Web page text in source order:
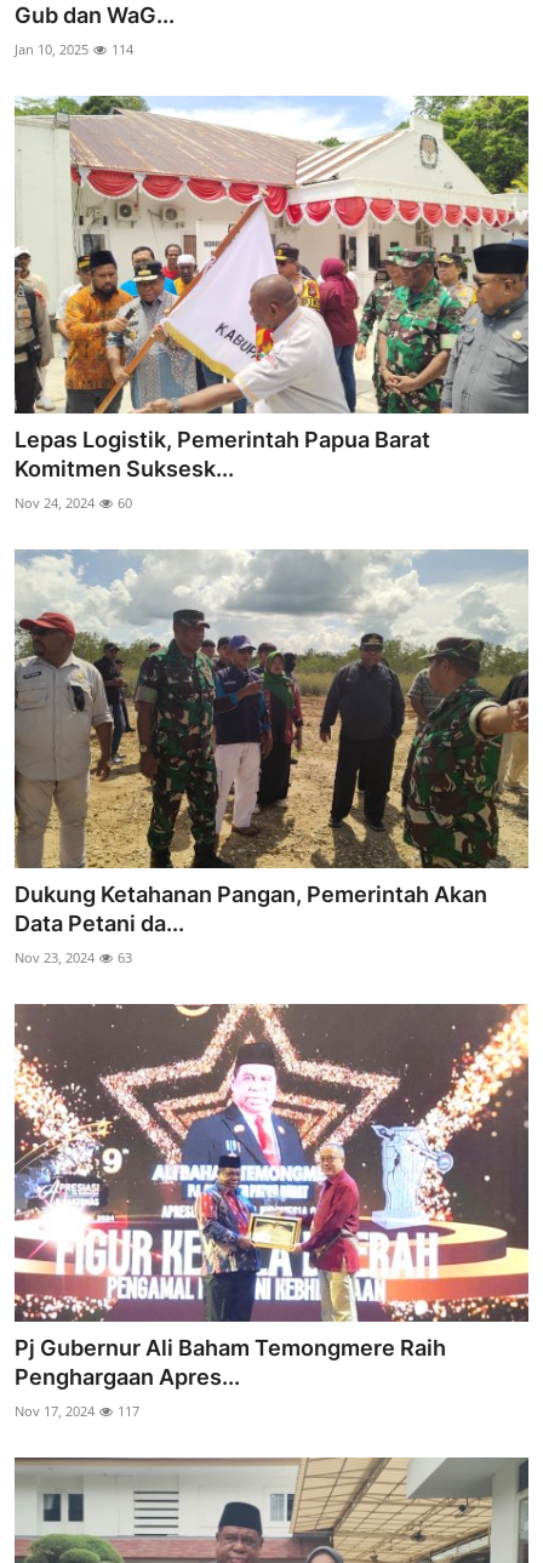
Gub dan WaG...
Jan 10, 2025 114
Lepas Logistik, Pemerintah Papua Barat
Komitmen Suksesk...
Nov 24, 2024 60
Dukung Ketahanan Pangan, Pemerintah Akan
Data Petani da...
Nov 23, 2024 63
Pj Gubernur Ali Baham Temongmere Raih
Penghargaan Apres...
Nov 17, 2024 117